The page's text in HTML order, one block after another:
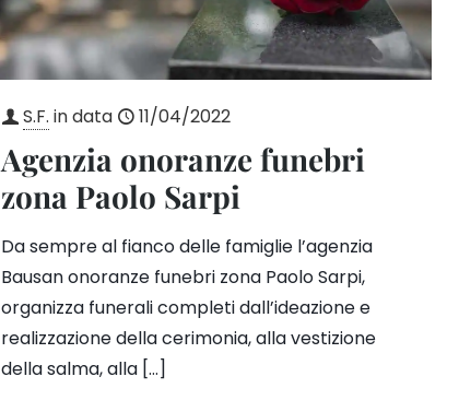
S.F. in data 11/04/2022
Agenzia onoranze funebri
zona Paolo Sarpi
Da sempre al fianco delle famiglie l’agenzia
Bausan onoranze funebri zona Paolo Sarpi,
organizza funerali completi dall’ideazione e
realizzazione della cerimonia, alla vestizione
della salma, alla […]